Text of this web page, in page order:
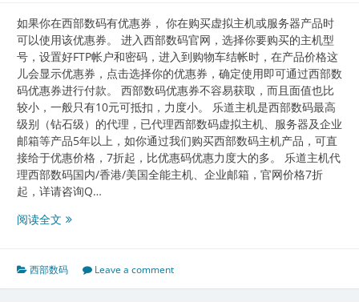
错
误
如
何
修
改
如果你在西部数码有优惠券， 你在购买虚拟主机或服务器产品时
可以使用该优惠券。 进入西部数码官网，选择你要购买的主机型
号，设置好FTP帐户和密码，进入到购物车结帐时，在产品价格这
儿会显示优惠券，点击选择你的优惠券，确定使用即可通过西部数
码优惠券进行付款。 西部数码优惠券不容易获取，而且面值也比
较小，一般只有10元可抵扣，力度小。 乐道主机是西部数码最高
级别（钻石级）的代理，已代理西部数码虚拟主机、服务器及企业
邮箱等产品5年以上，如你通过我们购买西部数码主机产品，可直
接给于优惠价格，7折起，比优惠码优惠力度大的多。 乐道主机代
理西部数码国内/香港/美国全能主机、企业邮箱，官网价格7折
起，详请咨询Q…
阅读全文 西
码
优
西部数码 Leave a comment